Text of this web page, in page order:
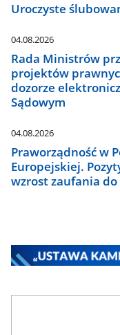
Uroczyste
04.08.2026
Rada Ministrów
projektów
dozorze
Sądowym
04.08.2026
Praworządność w
Europejskiej.
wzrost zaufania do